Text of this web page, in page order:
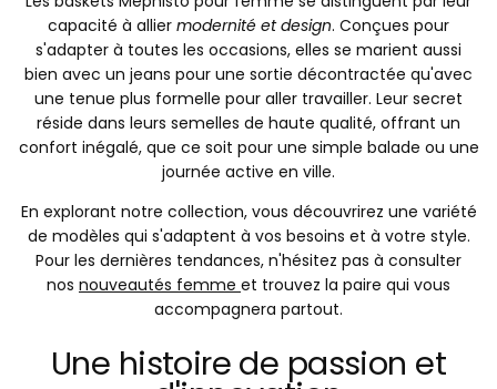
capacité à allier modernité et design. Conçues pour
s'adapter à toutes les occasions, elles se marient aussi
bien avec un jeans pour une sortie décontractée qu'avec
une tenue plus formelle pour aller travailler. Leur secret
réside dans leurs semelles de haute qualité, offrant un
confort inégalé, que ce soit pour une simple balade ou une
journée active en ville.
En explorant notre collection, vous découvrirez une variété
de modèles qui s'adaptent à vos besoins et à votre style.
Pour les dernières tendances, n'hésitez pas à consulter
nos nouveautés femme et trouvez la paire qui vous
accompagnera partout.
Une histoire de passion et